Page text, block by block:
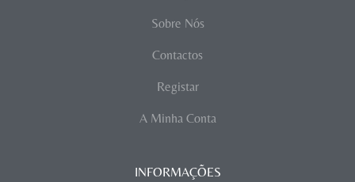
Sobre Nós
Contactos
Registar
A Minha Conta
INFORMAÇÕES